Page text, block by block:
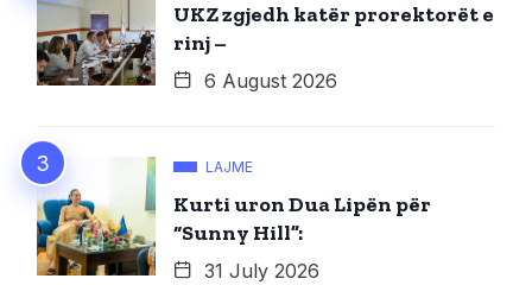
UKZ zgjedh katër prorektorët e
rinj –
6 August 2026
LAJME
Kurti uron Dua Lipën për
“Sunny Hill”:
31 July 2026